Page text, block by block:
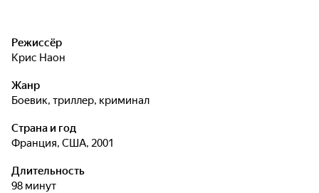
Режиссёр
Крис Наон
Жанр
боевик, триллер, криминал
Страна и год
Франция, США, 2001
Длительность
98 минут